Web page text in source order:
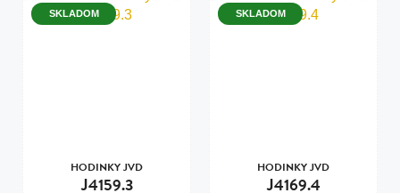
SKLADOM
HODINKY JVD
J4159.3
SKLADOM
HODINKY JVD
J4169.4